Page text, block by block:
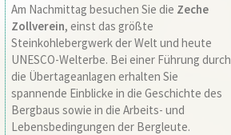
Am Nachmittag besuchen Sie die Zeche
Zollverein, einst das größte
Steinkohlebergwerk der Welt und heute
UNESCO-Welterbe. Bei einer Führung durch
die Übertageanlagen erhalten Sie
spannende Einblicke in die Geschichte des
Bergbaus sowie in die Arbeits- und
Lebensbedingungen der Bergleute.